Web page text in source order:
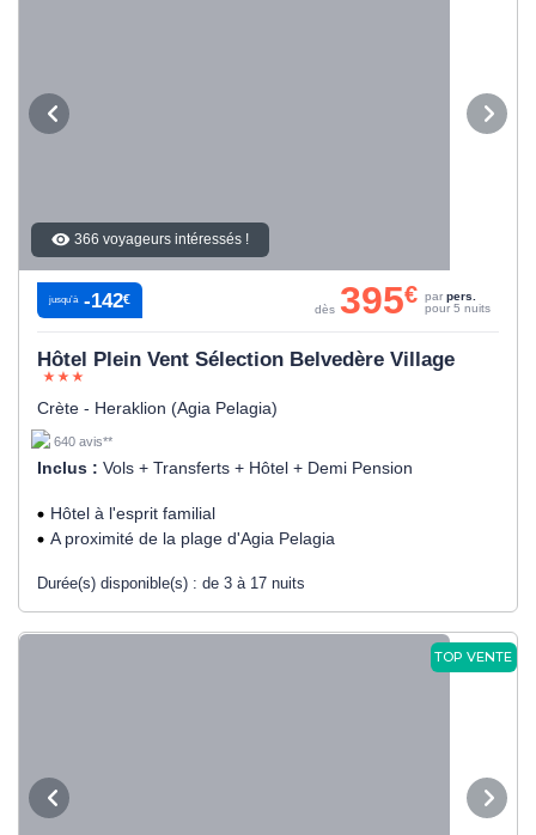
366 voyageurs intéressés !
Hôtel Plein Vent Sélection Belvedère Village
Crète - Heraklion (Agia Pelagia)
640 avis**
Inclus : Vols + Transferts + Hôtel + Demi Pension
Hôtel à l'esprit familial
A proximité de la plage d'Agia Pelagia
Durée(s) disponible(s) : de 3 à 17 nuits
jusqu’à -142€
dès 395€ par pers.
pour 5 nuits
TOP VENTE